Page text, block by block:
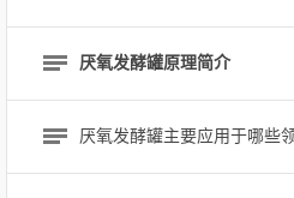
厌氧发酵罐原理简介
厌氧发酵罐主要应用于哪些